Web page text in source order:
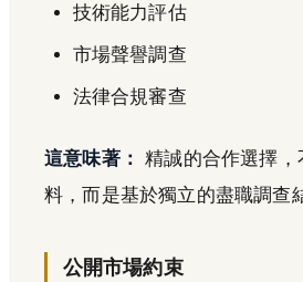
技術能力評估
市場聲譽調查
法律合規審查
這意味著： 精誠的合作選擇
料，而是基於獨立的盡職調查
公開市場約束